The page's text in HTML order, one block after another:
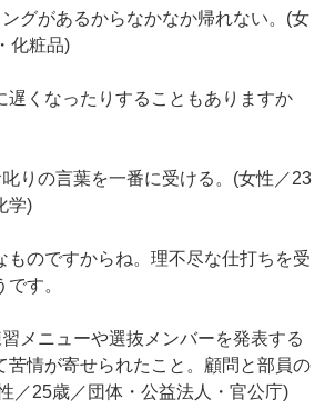
グがあるからなかなか帰れない。(女
化粧品)
遅くなったりすることもありますか
りの言葉を一番に受ける。(女性／23
学)
ものですからね。理不尽な仕打ちを受
す。
メニューや選抜メンバーを発表する
苦情が寄せられたこと。顧問と部員の
／25歳／団体・公益法人・官公庁)